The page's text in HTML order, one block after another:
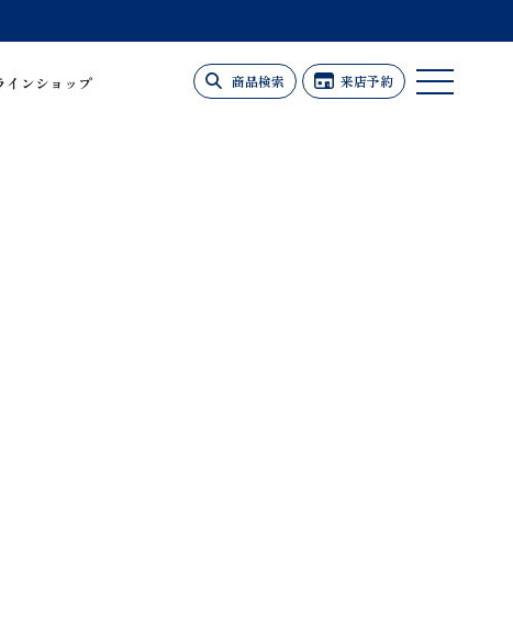
インショップ 商品検索 来店予約